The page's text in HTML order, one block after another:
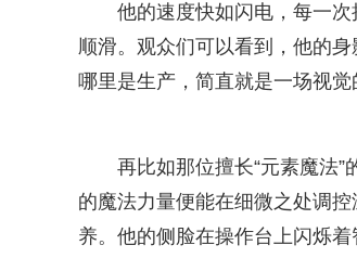
他的速度快如闪电，每一
顺滑。观众们可以看到，他的
哪里是生产，简直就是一场视觉
再比如那位擅长“元素魔法
的魔法力量便能在细微之处调
养。他的侧脸在操作台上闪烁